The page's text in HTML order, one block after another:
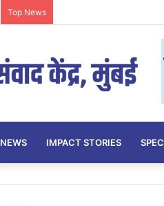
Top News
NEWS IMPACT STORIES